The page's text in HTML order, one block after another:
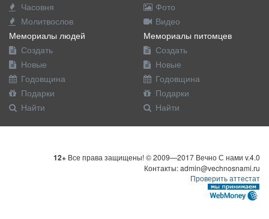
Часовня
Молитвослов
Фото
Видео
Мемориалы людей
Создать
Новые
Годовщина
Подарки
Найти
Мемориалы питомцев
Создать
Новые
Годовщина
Подарки
Найти
12+ Все права защищены! © 2009—2017 Вечно С нами v.4.0
Контакты: admin@vechnosnami.ru
Проверить аттестат